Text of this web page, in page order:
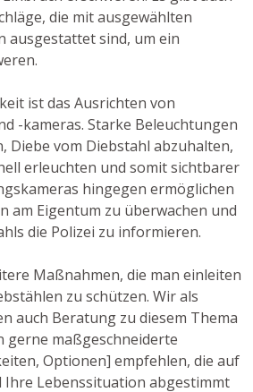
die mit ausgewählten
ausgestattet sind, um ein
ist das Ausrichten von
-kameras. Starke Beleuchtungen
Diebe vom Diebstahl abzuhalten,
erleuchten und somit sichtbarer
hingegen ermöglichen
am Eigentum zu überwachen und
die Polizei zu informieren.
Maßnahmen, die man einleiten
zu schützen. Wir als
auch Beratung zu diesem Thema
gerne maßgeschneiderte
Optionen] empfehlen, die auf
Ihre Lebenssituation abgestimmt